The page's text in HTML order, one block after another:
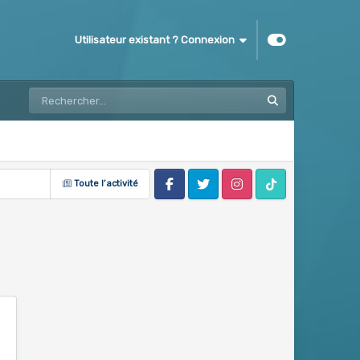
Utilisateur existant ? Connexion
Toute l’activité
FacebookTwitter InstagramTik Tok